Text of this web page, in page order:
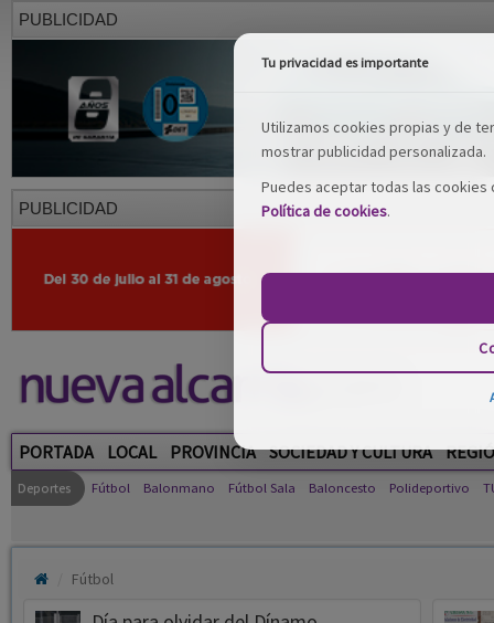
PUBLICIDAD
PUBLICIDAD
PORTADA LOCAL PROVINCIA SOCIEDAD Y CULTURA
Deportes Fútbol Balonmano Fútbol Sala Baloncesto Polideportivo
Fútbol
Tu privacidad es importante
Utilizamos cookies propias y de
mostrar publicidad personalizada.
Puedes aceptar todas las
Política de cookies.